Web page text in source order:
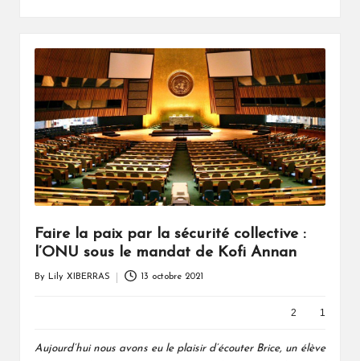
Faire la paix par la sécurité collective :
l’ONU sous le mandat de Kofi Annan
By Lily XIBERRAS 13 octobre 2021
2 1
Aujourd’hui nous avons eu le plaisir d’écouter Brice, un élève